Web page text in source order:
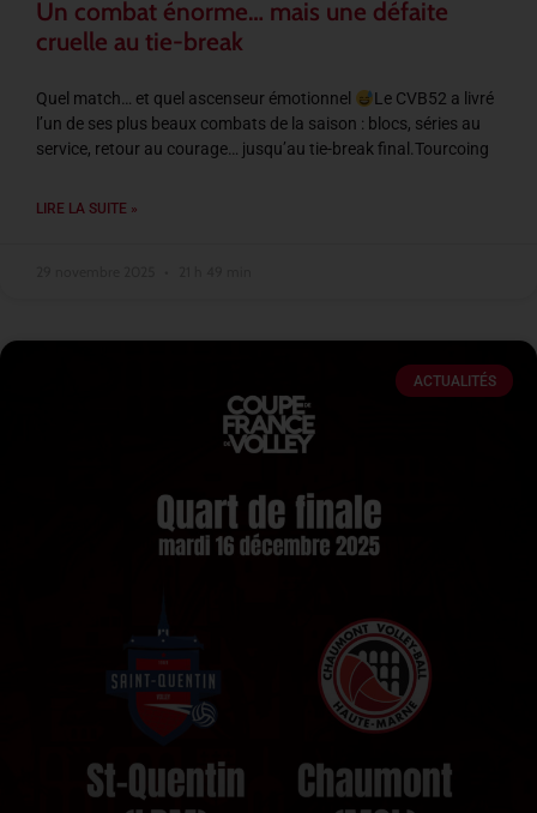
Un combat énorme… mais une défaite
cruelle au tie-break
Quel match… et quel ascenseur émotionnel
Le CVB52 a livré
l’un de ses plus beaux combats de la saison : blocs, séries au
service, retour au courage… jusqu’au tie-break final.Tourcoing
LIRE LA SUITE »
ACTUALITÉS